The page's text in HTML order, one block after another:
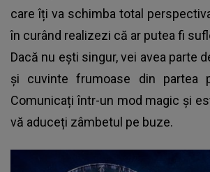
care îți va schimba total
în curând realizezi că ar putea fi
Dacă nu ești singur, vei avea parte
și cuvinte frumoase din partea
Comunicați într-un mod magic și
vă aduceți zâmbetul pe buze.